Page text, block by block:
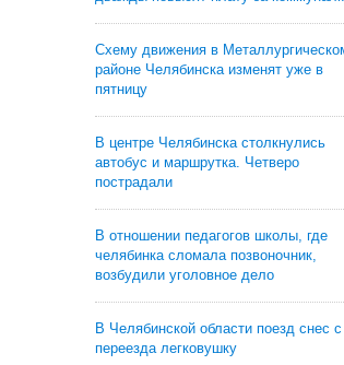
Схему движения в
районе Челябинска изменят уже в
пятницу
В центре Челябинска столкнулись
автобус и маршрутка. Четверо
пострадали
В отношении педагогов школы, где
челябинка сломала позвоночник,
возбудили уголовное дело
В Челябинской области поезд снес с
переезда легковушку